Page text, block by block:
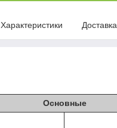
Характеристики Доставка
Основные